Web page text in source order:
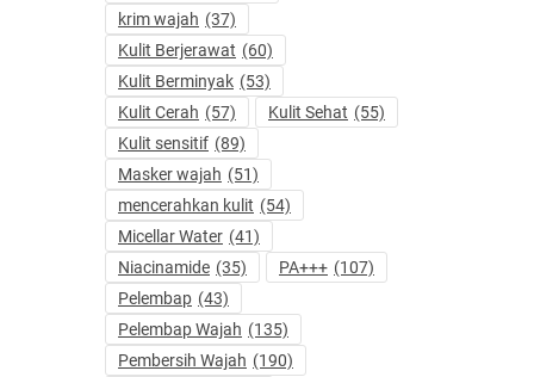
krim wajah (37)
Kulit Berjerawat (60)
Kulit Berminyak (53)
Kulit Cerah (57) Kulit Sehat (55)
Kulit sensitif (89)
Masker wajah (51)
mencerahkan kulit (54)
Micellar Water (41)
Niacinamide (35) PA+++ (107)
Pelembap (43)
Pelembap Wajah (135)
Pembersih Wajah (190)